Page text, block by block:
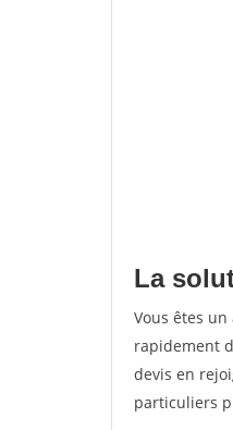
La
Vous êtes
rapidement
devis en
particuliers